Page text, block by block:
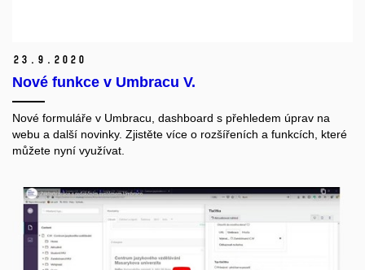
23. 9. 2020
Nové funkce v Umbracu V.
Nové formuláře v Umbracu, dashboard s přehledem úprav na
webu a další novinky. Zjistěte více o rozšířeních a funkcích, které
můžete nyní využívat.